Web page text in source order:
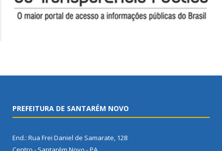
PREFEITURA DE SANTARÉM NOVO
End.: Rua Frei Daniel de Samarate, 128